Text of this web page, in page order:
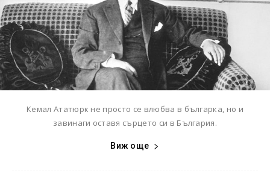
Кемал Ататюрк не просто се влюбва в българка, но и
завинаги оставя сърцето си в България.
Виж още